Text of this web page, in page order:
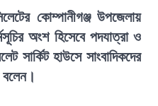
কোম্পানীগঞ্জ উপজেলায়
অংশ হিসেবে পদযাত্রা ও
সার্কিট হাউসে সাংবাদিকদের
বলেন।